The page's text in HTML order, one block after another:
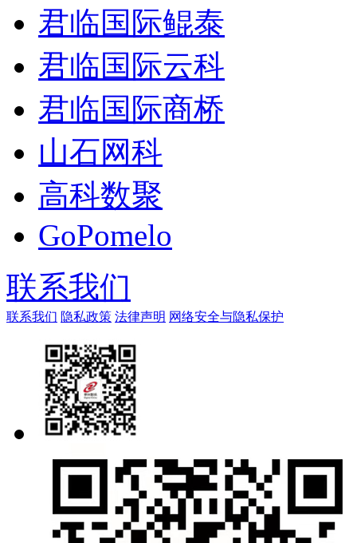
君临国际鲲泰
君临国际云科
君临国际商桥
山石网科
高科数聚
GoPomelo
联系我们
联系我们 隐私政策 法律声明 网络安全与隐私保护